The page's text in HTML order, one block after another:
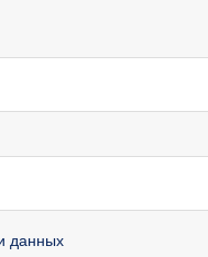
данных